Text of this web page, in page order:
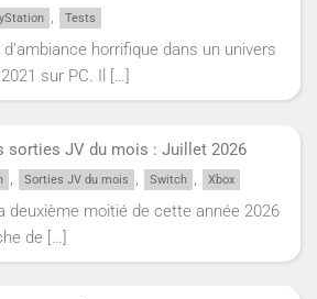
, Tests
horrifique dans un univers
sur PC. Il
[…]
sorties JV du mois : Juillet 2026
, Sorties JV du mois , Switch , Xbox
deuxième moitié de cette année 2026
de […]